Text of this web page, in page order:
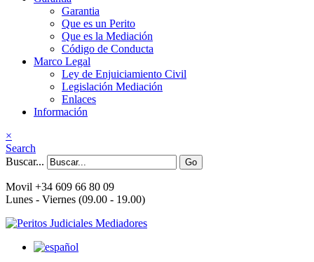
Garantia
Que es un Perito
Que es la Mediación
Código de Conducta
Marco Legal
Ley de Enjuiciamiento Civil
Legislación Mediación
Enlaces
Información
×
Search
Buscar...
Go
Movil +34 609 66 80 09
Lunes - Viernes (09.00 - 19.00)